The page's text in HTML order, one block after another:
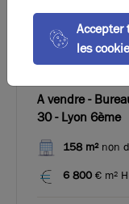
Photos (8)
A vendre -
30 - Lyon 6ème
158 m²non
6 800 € m²
Accepter
les